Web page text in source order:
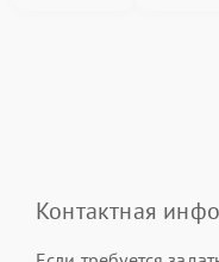
Контактная